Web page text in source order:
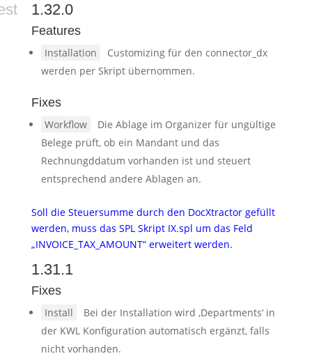
1.32.0
Features
Installation
Customizing für den connector_dx
werden per Skript übernommen.
Fixes
Workflow
Die Ablage im Organizer für ungültige
Belege prüft, ob ein Mandant und das
Rechnungddatum vorhanden ist und steuert
entsprechend andere Ablagen an.
Soll die Steuersumme durch den DocXtractor gefüllt
werden, muss das SPL Skript IX.spl um das Feld
„INVOICE_TAX_AMOUNT“ erweitert werden.
1.31.1
Fixes
Install
Bei der Installation wird ‚Departments‘ in
der KWL Konfiguration automatisch ergänzt, falls
nicht vorhanden.